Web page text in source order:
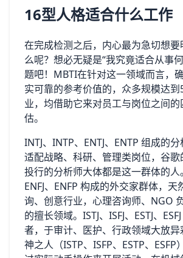
16型人格适合什么工作
在完成检测之后，内心最为急切想
么呢？想必无疑是“我究竟适合从事
题吧！MBTI在针对这一领域而言，
实可靠的参考价值的，众多规模达
业，均借助它来对员工与岗位之间
估。
INTJ、INTP、ENTJ、ENTP 组成的
适配战略、科研、管理类岗位，谷歌
投行的分析师大体都是这一群体的人
ENFJ、ENFP 构成的外交家群体，
询、创意行业，心理咨询师、NGO
的擅长领域。ISTJ、ISFJ、ESTJ、
者，于审计、医护、行政领域大放
神之人（ISTP、ISFP、ESTP、